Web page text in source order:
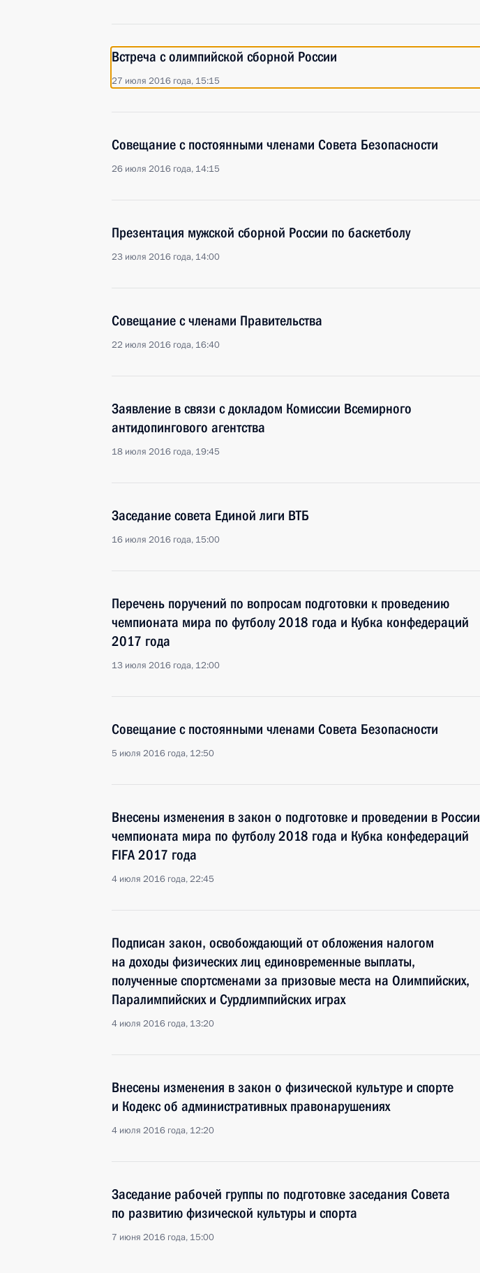
Встреча с олимпийской сборной России
27 июля 2016 года, 15:15
Совещание с постоянными членами Совета Безопасности
26 июля 2016 года, 14:15
Презентация мужской сборной России по баскетболу
23 июля 2016 года, 14:00
Совещание с членами Правительства
22 июля 2016 года, 16:40
Заявление в связи с докладом Комиссии Всемирного
антидопингового агентства
18 июля 2016 года, 19:45
Заседание совета Единой лиги ВТБ
16 июля 2016 года, 15:00
Перечень поручений по вопросам подготовки к проведению
чемпионата мира по футболу 2018 года и Кубка конфедераций
2017 года
13 июля 2016 года, 12:00
Совещание с постоянными членами Совета Безопасности
5 июля 2016 года, 12:50
Внесены изменения в закон о подготовке и проведении в России
чемпионата мира по футболу 2018 года и Кубка конфедераций
FIFA 2017 года
4 июля 2016 года, 22:45
Подписан закон, освобождающий от обложения налогом
на доходы физических лиц единовременные выплаты,
полученные спортсменами за призовые места на Олимпийских,
Паралимпийских и Сурдлимпийских играх
4 июля 2016 года, 13:20
Внесены изменения в закон о физической культуре и спорте
и Кодекс об административных правонарушениях
4 июля 2016 года, 12:20
Заседание рабочей группы по подготовке заседания Совета
по развитию физической культуры и спорта
7 июня 2016 года, 15:00